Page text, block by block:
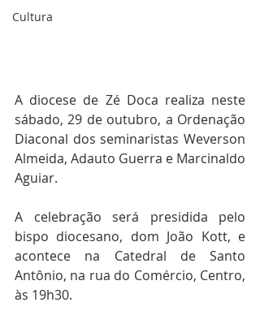
Cultura
A diocese de Zé Doca realiza neste
sábado, 29 de outubro, a Ordenação
Diaconal dos seminaristas Weverson
Almeida, Adauto Guerra e Marcinaldo
Aguiar.
A celebração será presidida pelo
bispo diocesano, dom João Kott, e
acontece na Catedral de Santo
Antônio, na rua do Comércio, Centro,
às 19h30.